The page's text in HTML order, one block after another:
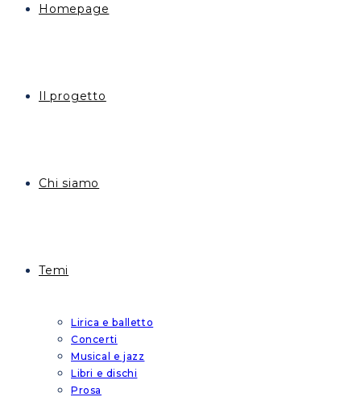
Homepage
Il progetto
Chi siamo
Temi
Lirica e balletto
Concerti
Musical e jazz
Libri e dischi
Prosa